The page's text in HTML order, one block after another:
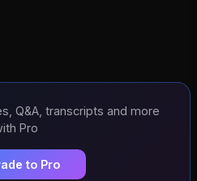
Q&A, transcripts and more
Pro
to Pro